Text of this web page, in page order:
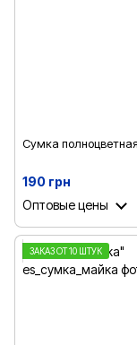
Сумка полноцветная
190 грн
Оптовые цены
ЗАКАЗ ОТ 10 ШТУК